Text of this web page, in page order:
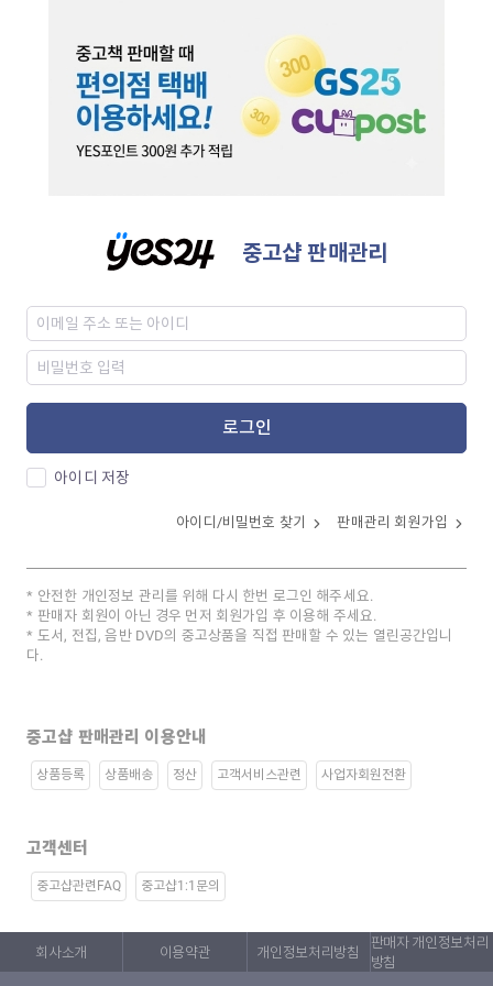
중고샵 판매관리
로그인
아이디 저장
아이디/비밀번호 찾기 판매관리 회원가입
안전한 개인정보 관리를 위해 다시 한번 로그인 해주세요.
판매자 회원이 아닌 경우 먼저 회원가입 후 이용해 주세요.
도서, 전집, 음반 DVD의 중고상품을 직접 판매할 수 있는 열린공간입니
다.
중고샵 판매관리 이용안내
상품등록 상품배송 정산 고객서비스관련 사업자회원전환
고객센터
중고샵관련FAQ 중고샵1:1문의
회사소개 이용약관 개인정보처리방침
판매자 개인정보처리
방침